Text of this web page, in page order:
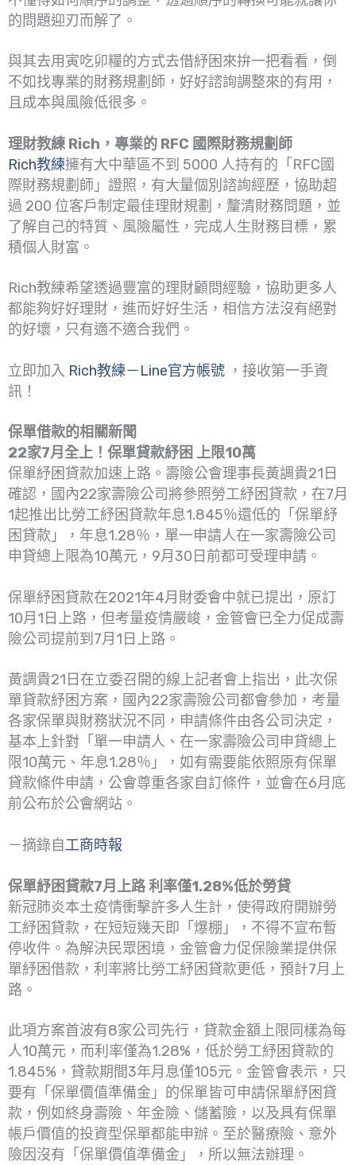
的問題迎刃而解了。
與其去用寅吃卯糧的方式去借紓困來拚一把看看，倒
不如找專業的財務規劃師，好好諮詢調整來的有用，
且成本與風險低很多。
理財教練 Rich，專業的 RFC 國際財務規劃師
Rich教練擁有大中華區不到 5000 人持有的「RFC國
際財務規劃師」證照，有大量個別諮詢經歷，協助超
過 200 位客戶制定最佳理財規劃，釐清財務問題，並
了解自己的特質、風險屬性，完成人生財務目標，累
積個人財富。
Rich教練希望透過豐富的理財顧問經驗，協助更多人
都能夠好好理財，進而好好生活，相信方法沒有絕對
的好壞，只有適不適合我們。
立即加入 Rich教練－Line官方帳號 ，接收第一手資
訊！
保單借款的相關新聞
22家7月全上！保單貸款紓困 上限10萬
保單紓困貸款加速上路。壽險公會理事長黃調貴21日
確認，國內22家壽險公司將參照勞工紓困貸款，在7月
1起推出比勞工紓困貸款年息1.845％還低的「保單紓
困貸款」，年息1.28％，單一申請人在一家壽險公司
申貸總上限為10萬元，9月30日前都可受理申請。
保單紓困貸款在2021年4月財委會中就已提出，原訂
10月1日上路，但考量疫情嚴峻，金管會已全力促成壽
險公司提前到7月1日上路。
黃調貴21日在立委召開的線上記者會上指出，此次保
單貸款紓困方案，國內22家壽險公司都會參加，考量
各家保單與財務狀況不同，申請條件由各公司決定，
基本上針對「單一申請人、在一家壽險公司申貸總上
限10萬元、年息1.28％」，如有需要能依照原有保單
貸款條件申請，公會尊重各家自訂條件，並會在6月底
前公布於公會網站。
－摘錄自工商時報
保單紓困貸款7月上路 利率僅1.28%低於勞貸
新冠肺炎本土疫情衝擊許多人生計，使得政府開辦勞
工紓困貸款，在短短幾天即「爆棚」，不得不宣布暫
停收件。為解決民眾困境，金管會力促保險業提供保
單紓困借款，利率將比勞工紓困貸款更低，預計7月上
路。
此項方案首波有8家公司先行，貸款金額上限同樣為每
人10萬元，而利率僅為1.28%，低於勞工紓困貸款的
1.845%，貸款期間3年月息僅105元。金管會表示，只
要有「保單價值準備金」的保單皆可申請保單紓困貸
款，例如終身壽險、年金險、儲蓄險，以及具有保單
帳戶價值的投資型保單都能申辦。至於醫療險、意外
險因沒有「保單價值準備金」，所以無法辦理。